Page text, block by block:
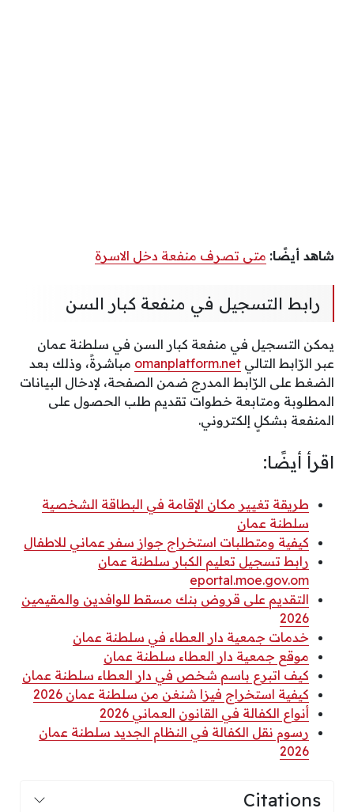
شاهد أيضًا: متى تصرف منفعة دخل الاسرة
رابط التسجيل في منفعة كبار السن
يمكن التسجيل في منفعة كبار السن في سلطنة عمان
عبر الرّابط التالي omanplatform.net مباشرةً، وذلك بعد
الضغط على الرّابط المدرج ضمن الصفحة، لإدخال البيانات
المطلوبة ومتابعة خطوات تقديم طلب الحصول على
المنفعة بشكلٍ إلكتروني.
اقرأ أيضًا:
طريقة تغيير مكان الإقامة في البطاقة الشخصية
سلطنة عمان
كيفية ومتطلبات استخراج جواز سفر عماني للاطفال
رابط تسجيل تعليم الكبار سلطنة عمان
eportal.moe.gov.om
التقديم على قروض بنك مسقط للوافدين والمقيمين
2026
خدمات جمعية دار العطاء في سلطنة عمان
موقع جمعية دار العطاء سلطنة عمان
كيف اتبرع باسم شخص في دار العطاء سلطنة عمان
كيفية استخراج فيزا شنغن من سلطنة عمان 2026
أنواع الكفالة في القانون العماني 2026
رسوم نقل الكفالة في النظام الجديد سلطنة عمان
2026
Citations